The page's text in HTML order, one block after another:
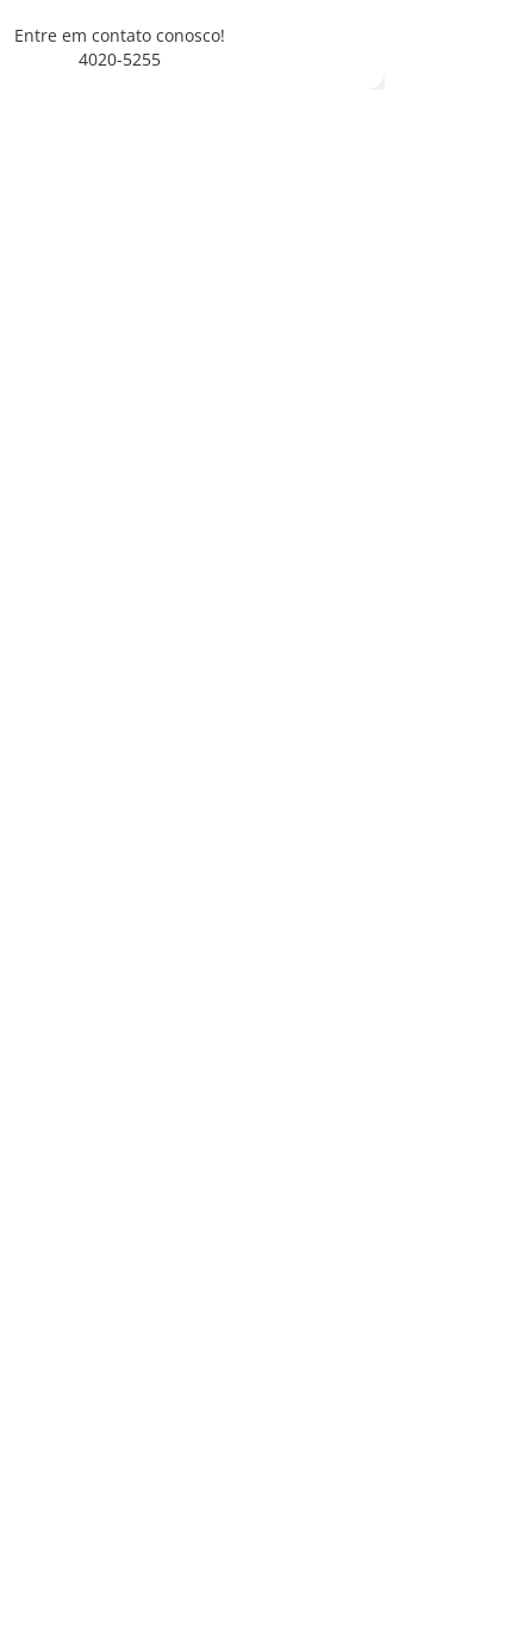
Entre em contato conosco!
4020-5255